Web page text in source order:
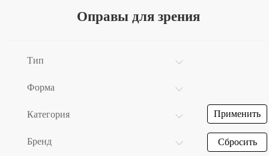
Оправы для зрения
Тип
Форма
Категория
Бренд
Применить
Сбросить